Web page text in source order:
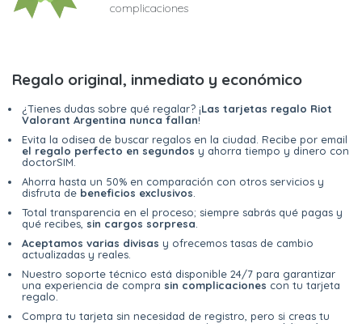
complicaciones
Regalo original, inmediato y económico
¿Tienes dudas sobre qué regalar? ¡Las tarjetas regalo Riot
Valorant Argentina nunca fallan!
Evita la odisea de buscar regalos en la ciudad. Recibe por email
el regalo perfecto en segundos y ahorra tiempo y dinero con
doctorSIM.
Ahorra hasta un 50% en comparación con otros servicios y
disfruta de beneficios exclusivos
Total transparencia en el proceso; siempre sabrás qué pagas y
qué recibes, sin cargos sorpresa
Aceptamos varias divisas y ofrecemos tasas de cambio
actualizadas y reales.
Nuestro soporte técnico está disponible 24/7 para garantizar
una experiencia de compra sin complicaciones con tu tarjeta
regalo.
Compra tu tarjeta sin necesidad de registro, pero si creas tu